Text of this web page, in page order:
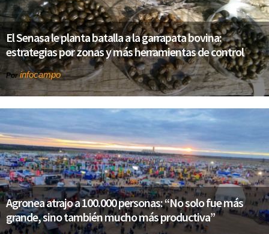
El Senasa le planta batalla a la garrapata bovina:
estrategias por zonas y más herramientas de control
Porinfocampo
Agronea atrajo a 100.000 personas: “No solo fue más
grande, sino también mucho más productiva”